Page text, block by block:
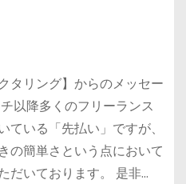
タリング】からのメッセー
以降多くのフリーランス
ている「先払い」ですが、
の簡単さという点において
だいております。 是非…